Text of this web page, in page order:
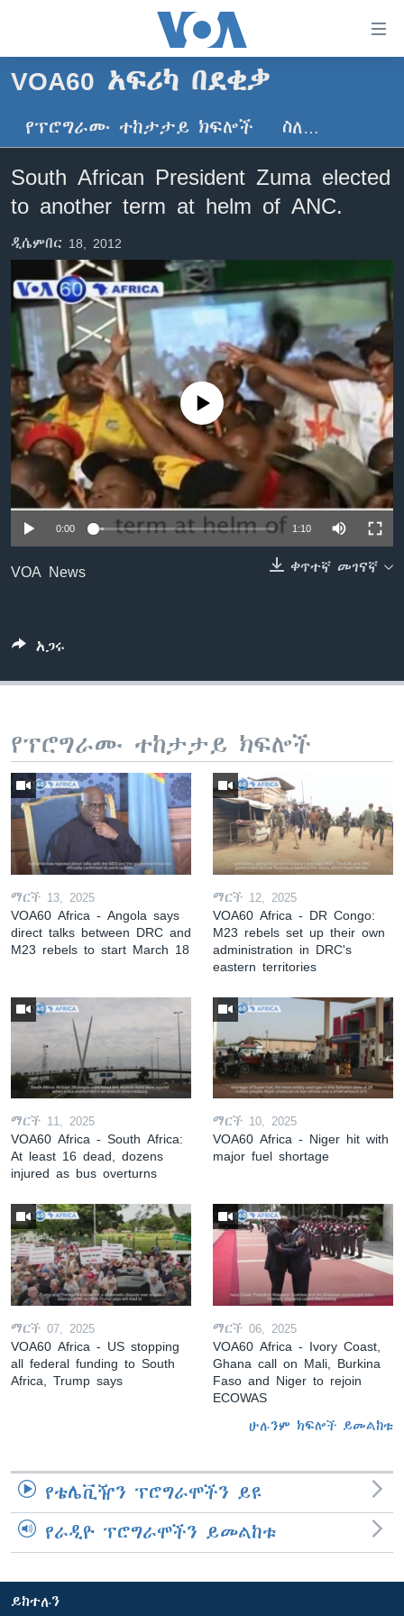
ማገናኛዎች
ዋናው
ይዘት
ወደ
ዋናው
እለፍ
ዋናው
ይዘት
እለፍ
ዜና
ኢትዮጵያ
መካከለኛው ምሥራቅ
ኑሮ በጤንነት
የፎቶ መድብሎች
ክምችት
Learning English
ይከተሉን
ቋንቋዎች
VOA60 አፍሪካ በደቂቃ
የፕሮግራሙ ተከታታይ ክፍሎች ስለ…
South African President Zuma elected
to another term at helm of ANC.
ዲሴምበር 18, 2012
No media source currently available
0:00 1:10
ቀጥተኛ መገናኛ
VOA News
አጋሩ
የፕሮግራሙ ተከታታይ ክፍሎች
ማርች 13, 2025
VOA60 Africa - Angola says
direct talks between DRC and
M23 rebels to start March 18
ማርች 12, 2025
VOA60 Africa - DR Congo:
M23 rebels set up their own
administration in DRC's
eastern territories
ማርች 11, 2025
VOA60 Africa - South Africa:
At least 16 dead, dozens
injured as bus overturns
ማርች 10, 2025
VOA60 Africa - Niger hit with
major fuel shortage
ማርች 07, 2025
VOA60 Africa - US stopping
all federal funding to South
Africa, Trump says
ማርች 06, 2025
VOA60 Africa - Ivory Coast,
Ghana call on Mali, Burkina
Faso and Niger to rejoin
ECOWAS
ሁሉንም ክፍሎች ይመልከቱ
የቴሌቪዥን ፕሮግራሞችን ይዩ
የራዲዮ ፕሮግራሞችን ይመልከቱ
ይከተሉን